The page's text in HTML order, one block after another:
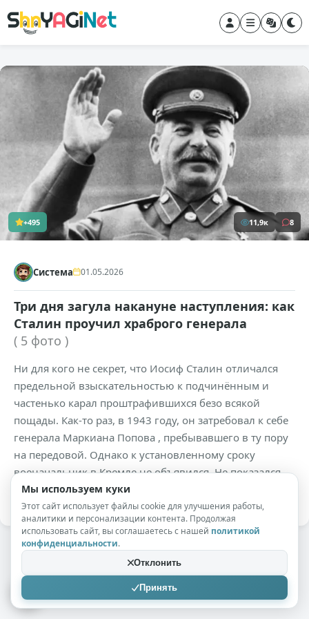
+495 11,9к 8
Система 01.05.2026
Три дня загула накануне наступления: как
Сталин проучил храброго генерала
( 5 фото )
Ни для кого не секрет, что Иосиф Сталин отличался
предельной взыскательностью к подчинённым и
частенько карал проштрафившихся безо всякой
пощады. Как-то раз, в 1943 году, он затребовал к себе
генерала Маркиана Попова , пребывавшего в ту пору
на передовой. Однако к установленному сроку
военачальник в Кремле не объявился. Не показался
он и назавтра.
Мы используем куки
Этот сайт использует файлы cookie для улучшения работы,
аналитики и персонализации контента. Продолжая
использовать сайт, вы соглашаетесь с нашей политикой
конфиденциальности.
Отклонить
Принять